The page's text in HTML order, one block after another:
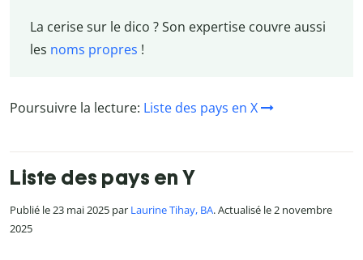
La cerise sur le dico ? Son expertise couvre aussi
les noms propres !
Poursuivre la lecture: Liste des pays en X
Liste des pays en Y
Publié le 23 mai 2025 par Laurine Tihay, BA. Actualisé le 2 novembre
2025